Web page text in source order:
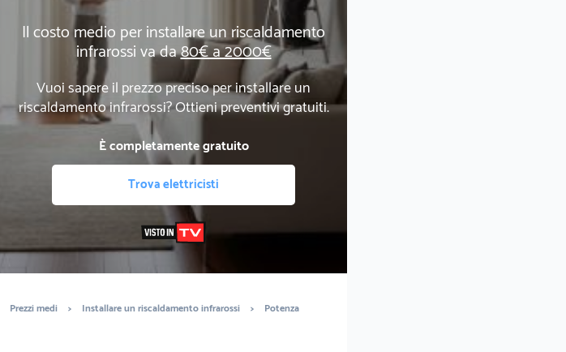
Il costo medio per installare un riscaldamento
infrarossi va da80€ a 2000€
Vuoi sapere il prezzo preciso per installare un
riscaldamento infrarossi? Ottieni preventivi gratuiti.
È completamente gratuito
Trova elettricisti
Prezzi medi > Installare un riscaldamento infrarossi > Potenza